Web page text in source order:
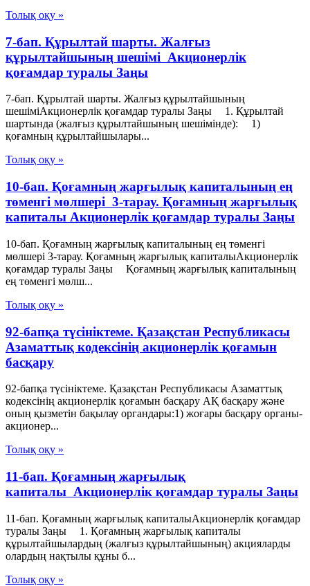
Толық оқу »
7-бап. Құрылтай шарты. Жалғыз
құрылтайшының шешімі Акционерлік
қоғамдар туралы Заңы
7-бап. Құрылтай шарты. Жалғыз құрылтайшының
шешіміАкционерлік қоғамдар туралы Заңы 1. Құрылтай
шартында (жалғыз құрылтайшының шешімінде): 1)
қоғамның құрылтайшылары...
Толық оқу »
10-бап. Қоғамның жарғылық капиталының ең
төменгі мөлшері 3-тарау. Қоғамның жарғылық
капиталы Акционерлік қоғамдар туралы Заңы
10-бап. Қоғамның жарғылық капиталының ең төменгі
мөлшері 3-тарау. Қоғамның жарғылық капиталыАкционерлік
қоғамдар туралы Заңы Қоғамның жарғылық капиталының
ең төменгі мөлш...
Толық оқу »
92-бапқа түсініктеме. Қазақстан Республикасы
Азаматтық кодексінің акционерлік қоғамын
басқару
92-бапқа түсініктеме. Қазақстан Республикасы Азаматтық
кодексінің акционерлік қоғамын басқару АҚ басқару және
оның қызметін бақылау органдары:1) жоғары басқару органы-
акционер...
Толық оқу »
11-бап. Қоғамның жарғылық
капиталы Акционерлік қоғамдар туралы Заңы
11-бап. Қоғамның жарғылық капиталыАкционерлік қоғамдар
туралы Заңы 1. Қоғамның жарғылық капиталы
құрылтайшылардың (жалғыз құрылтайшының) акцияларды
олардың нақтылы құны б...
Толық оқу »